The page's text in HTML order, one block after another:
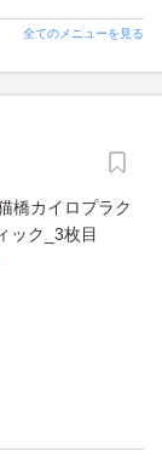
全てのメニューを見る